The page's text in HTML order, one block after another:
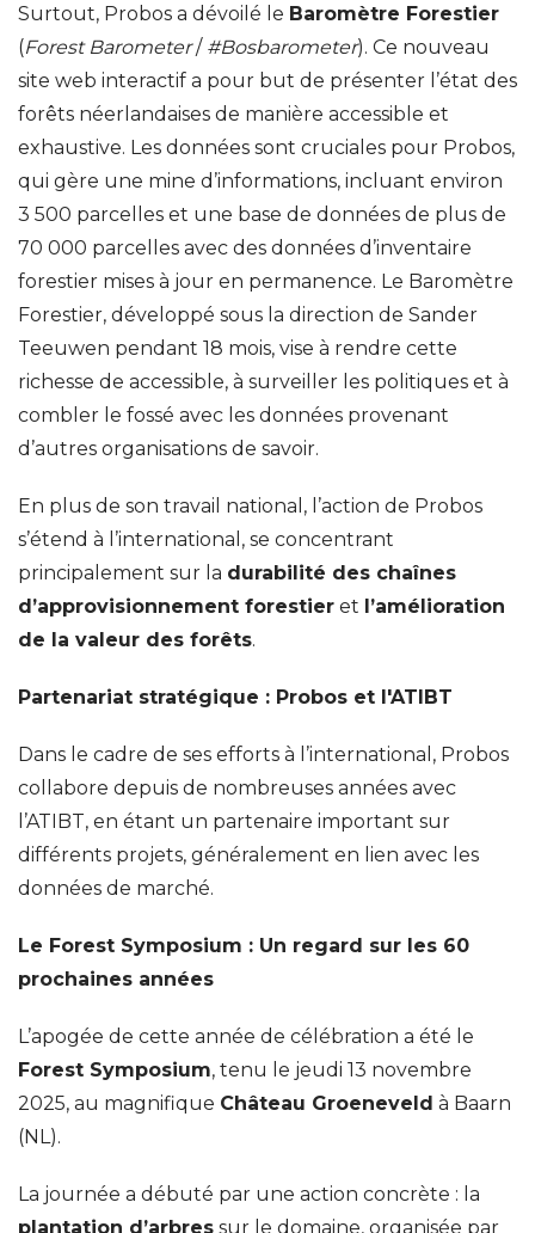
Surtout, Probos a dévoilé le Baromètre Forestier
(Forest Barometer/ #Bosbarometer). Ce nouveau
site web interactif a pour but de présenter l’état des
forêts néerlandaises de manière accessible et
exhaustive. Les données sont cruciales pour Probos,
qui gère une mine d’informations, incluant environ
3 500 parcelles et une base de données de plus de
70 000 parcelles avec des données d’inventaire
forestier mises à jour en permanence. Le Baromètre
Forestier, développé sous la direction de Sander
Teeuwen pendant 18 mois, vise à rendre cette
richesse de accessible, à surveiller les politiques et à
combler le fossé avec les données provenant
d’autres organisations de savoir.
En plus de son travail national, l’action de Probos
s’étend à l’international, se concentrant
principalement sur la durabilité des chaînes
d’approvisionnement forestier et l’amélioration
de la valeur des forêts.
Partenariat stratégique : Probos et l'ATIBT
Dans le cadre de ses efforts à l’international, Probos
collabore depuis de nombreuses années avec
l’ATIBT, en étant un partenaire important sur
différents projets, généralement en lien avec les
données de marché.
Le Forest Symposium : Un regard sur les 60
prochaines années
L’apogée de cette année de célébration a été le
Forest Symposium, tenu le jeudi 13 novembre
2025, au magnifique Château Groeneveld à Baarn
(NL).
La journée a débuté par une action concrète : la
plantation d’arbres sur le domaine, organisée par